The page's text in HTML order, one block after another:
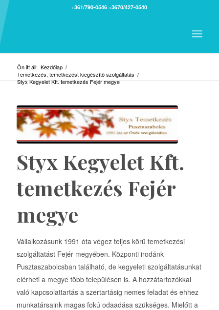
+361/790-0546 +3670/427-0540
Ön itt áll: Kezdőlap /
Temetkezés, temetkezést kiegészítő szolgáltatás /
Styx Kegyelet Kft. temetkezés Fejér megye
Styx Kegyelet Kft.
temetkezés Fejér
megye
Vállalkozásunk 1991 óta végez teljes körű temetkezési
szolgáltatást Fejér megyében. Központi irodánk
Pusztaszabolcsban található, de kegyeleti szolgáltatásunkat
elérheti a megye több településen is. A hozzátartozókkal
való kapcsolattartás a szertartásig nemes feladat és ehhez
munkatársaink magas fokú odaadása szükséges. Mielőtt a